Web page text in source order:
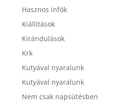
Hasznos infók
Kiállítások
Kirándulások
Krk
Kutyával nyaralunk
Kutyával nyaralunk
Nem csak napsütésben